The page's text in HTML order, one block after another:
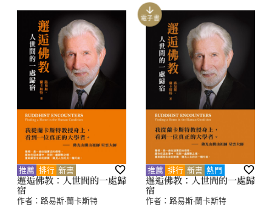
推薦 排行 新書
邂逅佛教：人世間的一處歸
宿
作者： 路易斯‧蘭卡斯特
電子書
推薦 排行 新書 熱門
邂逅佛教：人世間的一處歸
宿
作者： 路易斯‧蘭卡斯特